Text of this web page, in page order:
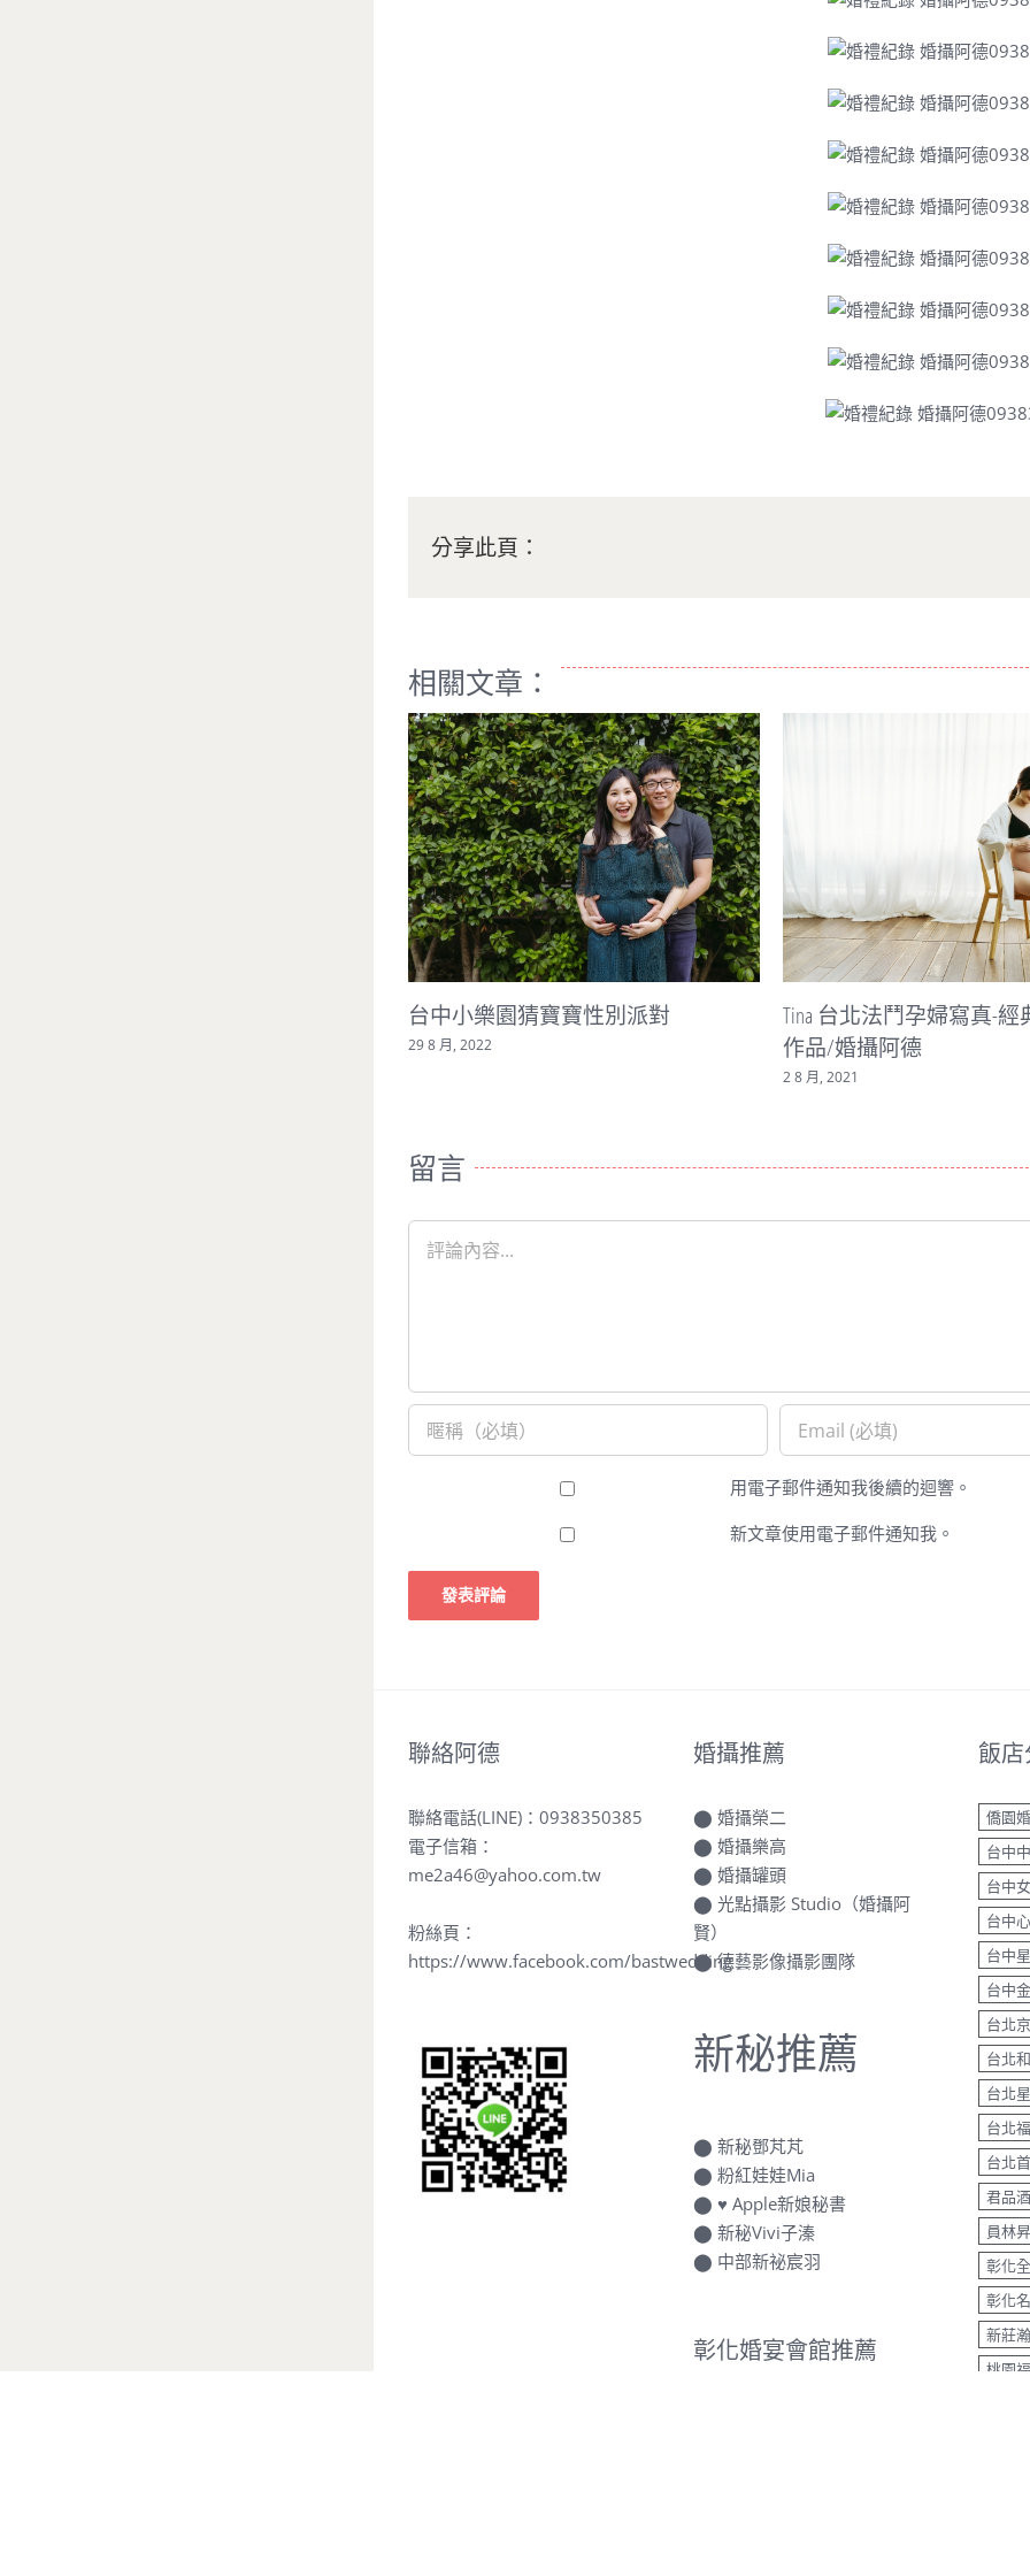
分享此頁：
相關文章：
Tina 台北法鬥孕婦寫真-經典孕婦寫真
作品/婚攝阿德
彰化孕婦寫真-Miya
10 7 月, 2021
留言
用電子郵件通知我後續的迴響。
新文章使用電子郵件通知我。
聯絡阿德
聯絡電話(LINE)： 0938350385
電子信箱：
me2a46@yahoo.com.tw
粉絲頁：
https://www.facebook.com/bastwedding
婚攝推薦
⬤ 婚攝榮二
⬤ 婚攝樂高
⬤ 婚攝罐頭
⬤ 光點攝影 Studio（婚攝阿
賢）
⬤德藝影像攝影團隊
新秘推薦
⬤ 新秘鄧芃芃
⬤ 粉紅娃娃Mia
⬤ ♥ Apple新娘秘書
⬤ 新秘Vivi子溱
⬤ 中部新祕宸羽
彰化婚宴會館推薦
飯
僑園
台中
台中
台中
台中
台中
台北
台北
台北
台北
台北
君品
員林
彰化
彰化
新莊
桃園